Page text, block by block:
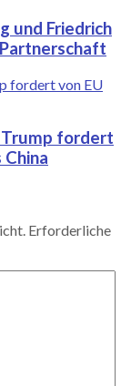
und Friedrich
Trump fordert
Erforderliche